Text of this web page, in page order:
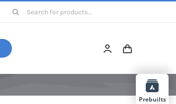
Search
Prebuilts